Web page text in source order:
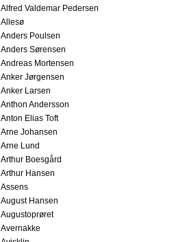
Alfred Valdemar Pedersen
Allesø
Anders Poulsen
Anders Sørensen
Andreas Mortensen
Anker Jørgensen
Anker Larsen
Anthon Andersson
Anton Elias Toft
Arne Johansen
Arne Lund
Arthur Boesgård
Arthur Hansen
Assens
August Hansen
Augustoprøret
Avernakke